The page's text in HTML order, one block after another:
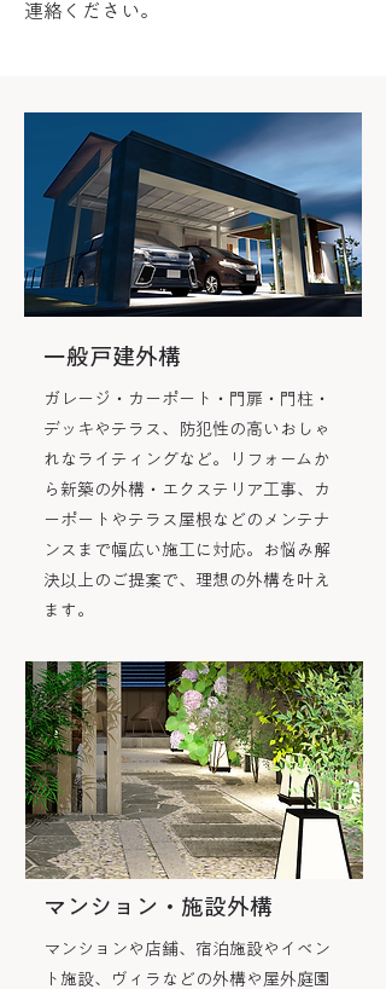
連絡ください。
一般戸建外構
ガレージ・カーポート・門扉・門柱・
デッキやテラス、防犯性の高いおしゃ
れなライティングなど。リフォームか
ら新築の外構・エクステリア工事、カ
ーポートやテラス屋根などのメンテナ
ンスまで幅広い施工に対応。お悩み解
決以上のご提案で、理想の外構を叶え
ます。
​マンション・施設外構
マンションや店舗、宿泊施設やイベン
ト施設、ヴィラなどの外構や屋外庭園